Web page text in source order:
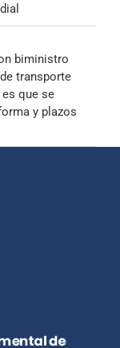
biministro
transporte
que se
y plazos